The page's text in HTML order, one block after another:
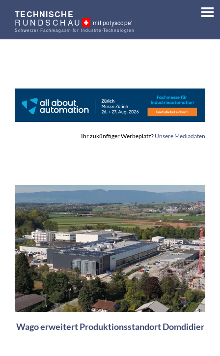
TECHNISCHE
RUNDSCHAU mit polyscope'
Schweizer Fachmagazin für Industrie-Technologien
Ihr zukünftiger Werbeplatz? Unsere Mediadaten
Wago erweitert Produktionsstandort Domdidier